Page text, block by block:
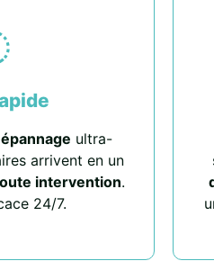
ultra-
arrivent en un
intervention.
24/7.